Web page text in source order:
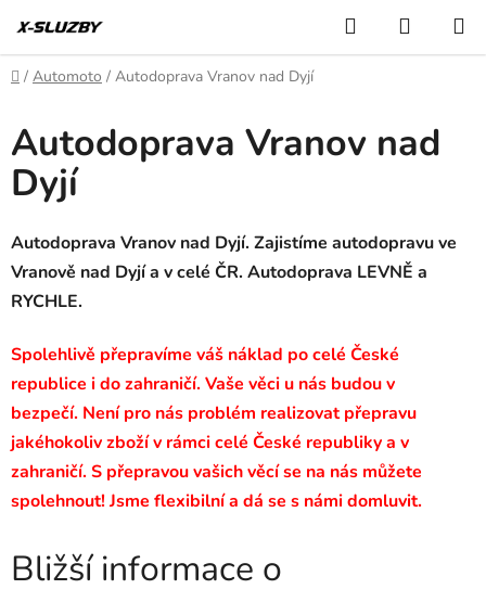
na
obsah
Hledat
KOŠÍK
Domů
/ Automoto / Autodoprava Vranov nad Dyjí
Autodoprava Vranov nad
Dyjí
Autodoprava Vranov nad Dyjí. Zajistíme autodopravu ve
Vranově nad Dyjí a v celé ČR. Autodoprava LEVNĚ a
RYCHLE.
Spolehlivě přepravíme váš náklad po celé České
republice i do zahraničí. Vaše věci u nás budou v
bezpečí. Není pro nás problém realizovat přepravu
jakéhokoliv zboží v rámci celé České republiky a v
zahraničí. S přepravou vašich věcí se na nás můžete
spolehnout! Jsme flexibilní a dá se s námi domluvit.
Bližší informace o